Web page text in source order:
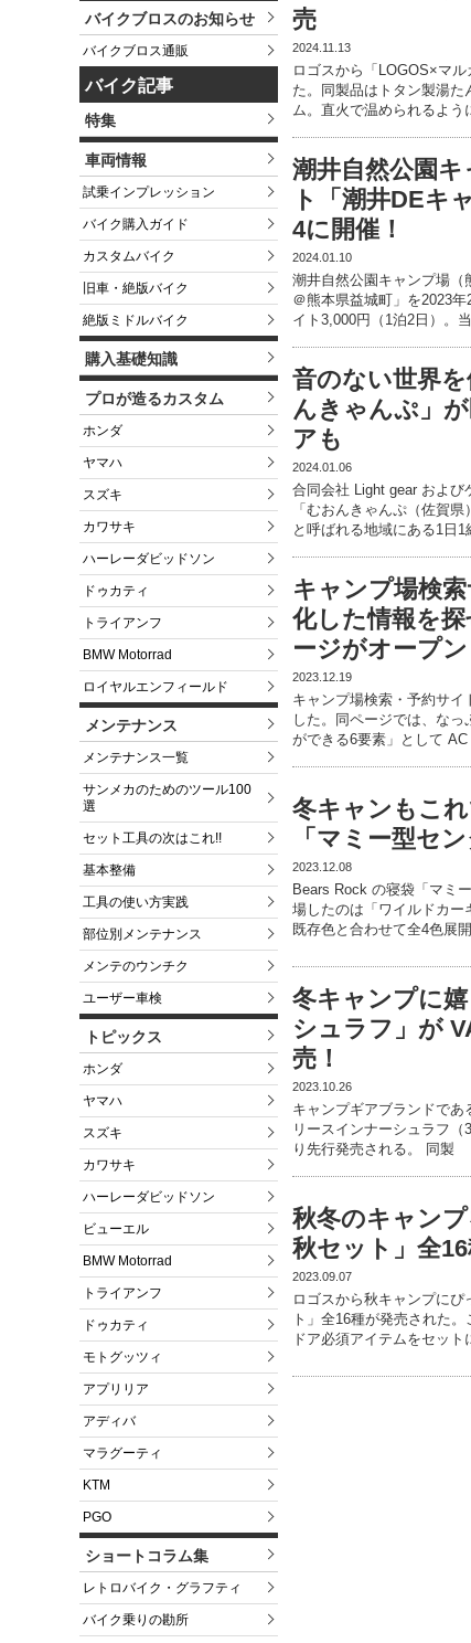
バイクブロスのお知らせ
バイクブロス通販
バイク記事
特集
車両情報
試乗インプレッション
バイク購入ガイド
カスタムバイク
旧車・絶版バイク
絶版ミドルバイク
購入基礎知識
プロが造るカスタム
ホンダ
ヤマハ
スズキ
カワサキ
ハーレーダビッドソン
ドゥカティ
トライアンフ
BMW Motorrad
ロイヤルエンフィールド
メンテナンス
メンテナンス一覧
サンメカのためのツール100
選
セット工具の次はこれ!!
基本整備
工具の使い方実践
部位別メンテナンス
メンテのウンチク
ユーザー車検
トピックス
ホンダ
ヤマハ
スズキ
カワサキ
ハーレーダビッドソン
ビューエル
BMW Motorrad
トライアンフ
ドゥカティ
モトグッツィ
アプリリア
アディバ
マラグーティ
KTM
PGO
ショートコラム集
レトロバイク・グラフティ
バイク乗りの勘所
売
2024.11.13
ロゴスから「LOGOS×マ
た。同製品はトタン製湯
ム。直火で温められるよう
潮井自然公園
ト「潮井DEキ
4に開催！
2024.01.10
潮井自然公園キャンプ場
＠熊本県益城町」を2023
イト3,000円（1泊2日）。
音のない世界
んきゃんぷ」
アも
2024.01.06
合同会社 Light gear および
「むおんきゃんぷ（佐賀
と呼ばれる地域にある1日1
キャンプ場検
化した情報を
ージがオープン
2023.12.19
キャンプ場検索・予約サ
した。同ページでは、な
ができる6要素」として
冬キャンもこ
「マミー型セ
2023.12.08
Bears Rock の寝袋「マミ
場したのは「ワイルドカー
既存色と合わせて全4色展
冬キャンプに
シュラフ」が
売！
2023.10.26
キャンプギアブランドで
リースインナーシュラフ（
り先行発売される。 同製
秋冬のキャン
秋セット」全
2023.09.07
ロゴスから秋キャンプに
ト」全16種が発売された
ドア必須アイテムをセッ